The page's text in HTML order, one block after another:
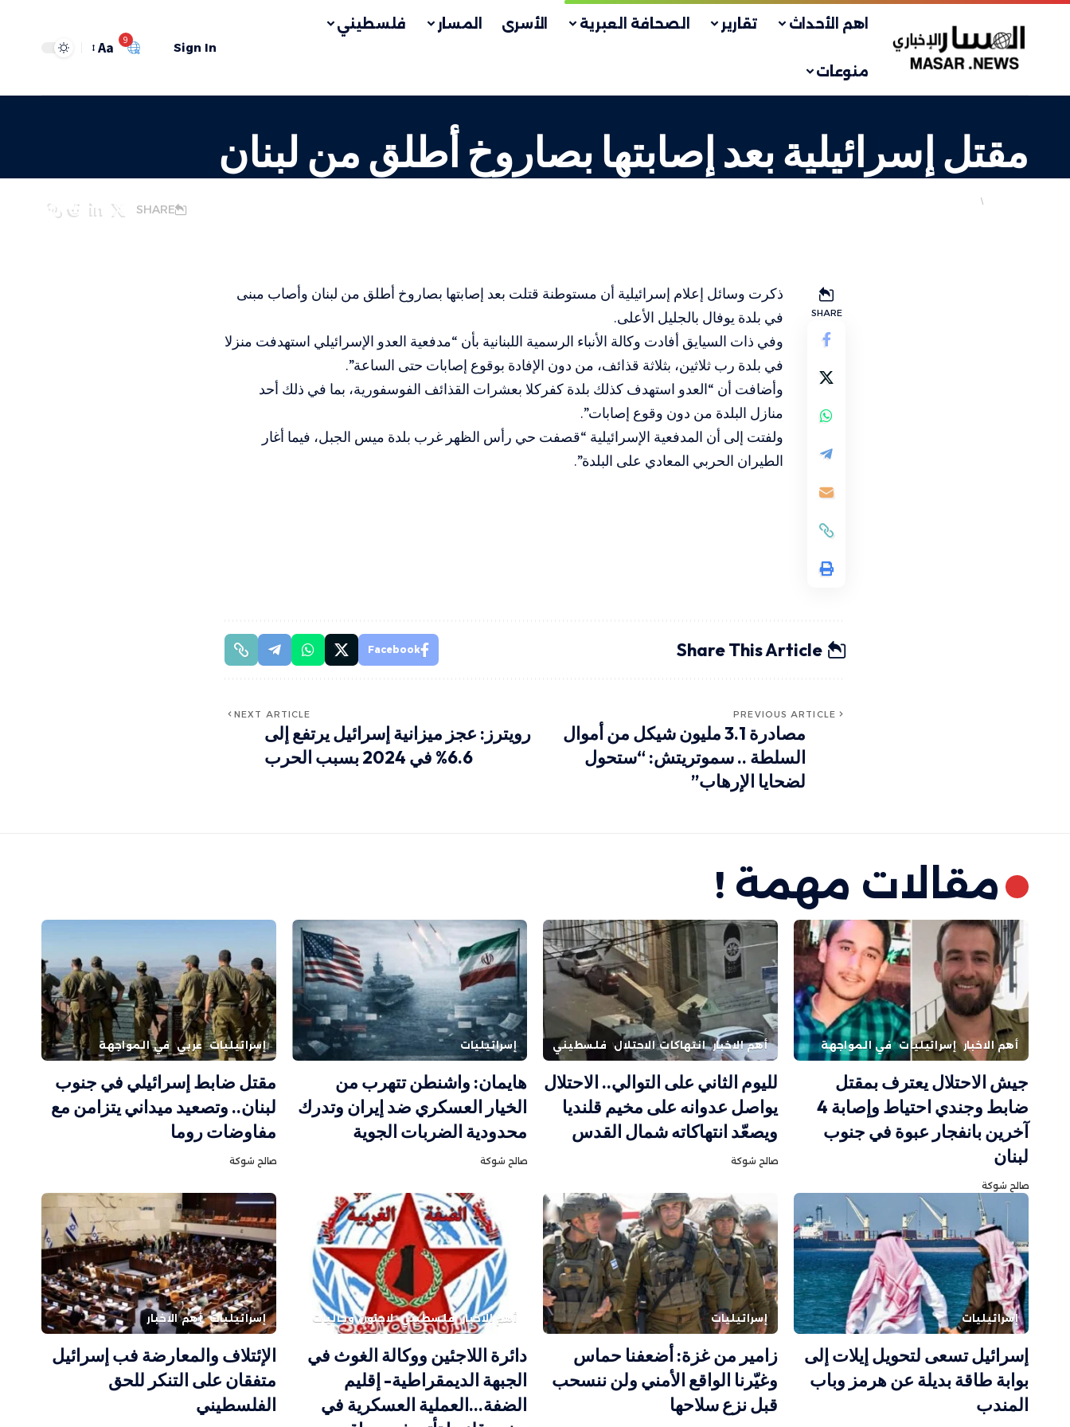
اهم الأحداث تقارير الصحافة العبرية الأسرى المسار فلسطيني
منوعات
Sign In
9
Aa
مقتل إسرائيلية بعد إصابتها بصاروخ أطلق من لبنان
أهم الاخبارإسرائيليات
SHARE
SHARE
ذكرت وسائل إعلام إسرائيلية أن مستوطنة قتلت بعد إصابتها بصاروخ أطلق من لبنان وأصاب مبنى
في بلدة يوفال بالجليل الأعلى.
وفي ذات السيايق أفادت وكالة الأنباء الرسمية اللبنانية بأن “مدفعية العدو الإسرائيلي استهدفت منزلا
في بلدة رب ثلاثين، بثلاثة قذائف، من دون الإفادة بوقوع إصابات حتى الساعة”.
وأضافت أن “العدو استهدف كذلك بلدة كفركلا بعشرات القذائف الفوسفورية، بما في ذلك أحد
منازل البلدة من دون وقوع إصابات”.
ولفتت إلى أن المدفعية الإسرائيلية “قصفت حي رأس الظهر غرب بلدة ميس الجبل، فيما أغار
الطيران الحربي المعادي على البلدة”.
Share This Article
Facebook
PREVIOUS ARTICLE
مصادرة 3.1 مليون شيكل من أموال
السلطة .. سموتريتش: “ستحول
لضحايا الإرهاب”
NEXT ARTICLE
رويترز: عجز ميزانية إسرائيل يرتفع إلى
6.6% في 2024 بسبب الحرب
مقالات مهمة !
أهم الاخبار إسرائيليات في المواجهة
جيش الاحتلال يعترف بمقتل
ضابط وجندي احتياط وإصابة 4
آخرين بانفجار عبوة في جنوب
لبنان
صالح شوكة
أهم الاخبار انتهاكات الاحتلال فلسطيني
لليوم الثاني على التوالي.. الاحتلال
يواصل عدوانه على مخيم قلنديا
ويصعّد انتهاكاته شمال القدس
صالح شوكة
إسرائيليات
هايمان: واشنطن تتهرب من
الخيار العسكري ضد إيران وتدرك
محدودية الضربات الجوية
صالح شوكة
إسرائيليات عربي في المواجهة
مقتل ضابط إسرائيلي في جنوب
لبنان.. وتصعيد ميداني يتزامن مع
مفاوضات روما
صالح شوكة
إسرائيليات
إسرائيل تسعى لتحويل إيلات إلى
بوابة طاقة بديلة عن هرمز وباب
المندب
إسرائيليات
زامير من غزة: أضعفنا حماس
وغيّرنا الواقع الأمني ولن ننسحب
قبل نزع سلاحها
أهم الاخبار فلسطيني لاجئون وجاليات
دائرة اللاجئين ووكالة الغوث في
الجبهة الديمقراطية- إقليم
الضفة…العملية العسكرية في
إسرائيليات أهم الاخبار
الإئتلاف والمعارضة فب إسرائيل
متفقان على التنكر للحق
الفلسطيني